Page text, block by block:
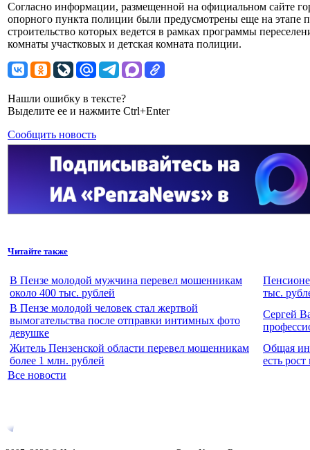
Согласно информации, размещенной на официальном сайте
опорного пункта полиции были предусмотрены еще на этапе
строительство которых ведется в рамках программы
комнаты участковых и детская комната полиции.
Нашли ошибку в тексте?
Выделите ее и нажмите Ctrl+Enter
Сообщить новость
Читайте также
В Пензе молодой мужчина перевел мошенникам
около 400 тыс. рублей
тыс.
В Пензе молодой человек стал жертвой
вымогательства после отправки интимных фото
девушке
Сергей
Житель Пензенской области перевел мошенникам
более 1 млн. рублей
Общая
есть
Все новости